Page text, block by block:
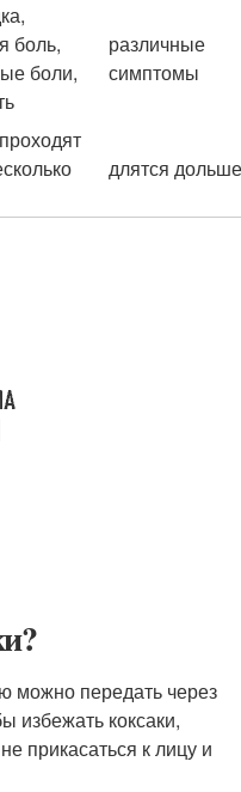
боль,
боли,
различные
симптомы
длятся дольше
можно передать через
избежать коксаки,
прикасаться к лицу и